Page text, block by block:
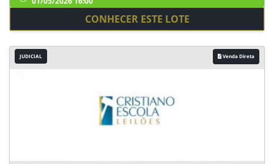
CONHECER ESTE LOTE
JUDICIAL Venda Direta